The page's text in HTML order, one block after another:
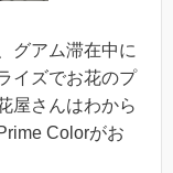
グアム滞在中に
イズでお花のプ
屋さんはわから
Colorがお